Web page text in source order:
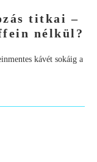
titkai –
nélkül?
kávét sokáig a